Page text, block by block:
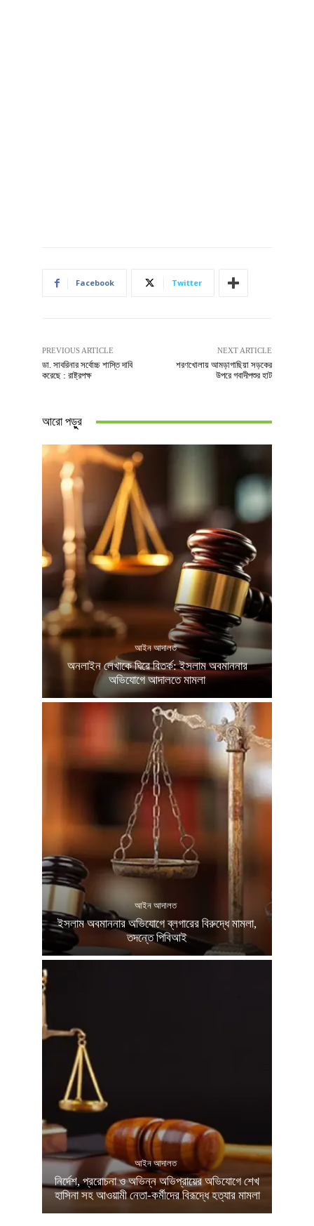
Facebook Twitter
PREVIOUS ARTICLE
ডা. সাবরিনার সর্বোচ্চ শাস্তি দাবি
করেছে : রাষ্ট্রপক্ষ
NEXT ARTICLE
শরণখোলায় আমড়াগাছিয়া সড়কের
উপরে গবাদীপশুর হাট
আরো পড়ুুর
আইন আদালত
অনলাইন লেখাকে ঘিরে বিতর্ক: ইসলাম অবমাননার
অভিযোগে আদালতে মামলা
আইন আদালত
ইসলাম অবমাননার অভিযোগে ব্লগারের বিরুদ্ধে মামলা,
তদন্তে পিবিআই
আইন আদালত
নির্দেশ, প্ররোচনা ও অভিন্ন অভিপ্রায়ের অভিযোগে শেখ
হাসিনা সহ আওয়ামী নেতা-কর্মীদের বিরূদ্ধে হত্যার মামলা